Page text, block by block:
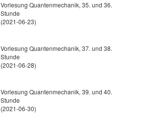
Vorlesung Quantenmechanik, 35. und 36.
Stunde
(2021-06-23)
Vorlesung Quantenmechanik, 37. und 38.
Stunde
(2021-06-28)
Vorlesung Quantenmechanik, 39. und 40.
Stunde
(2021-06-30)